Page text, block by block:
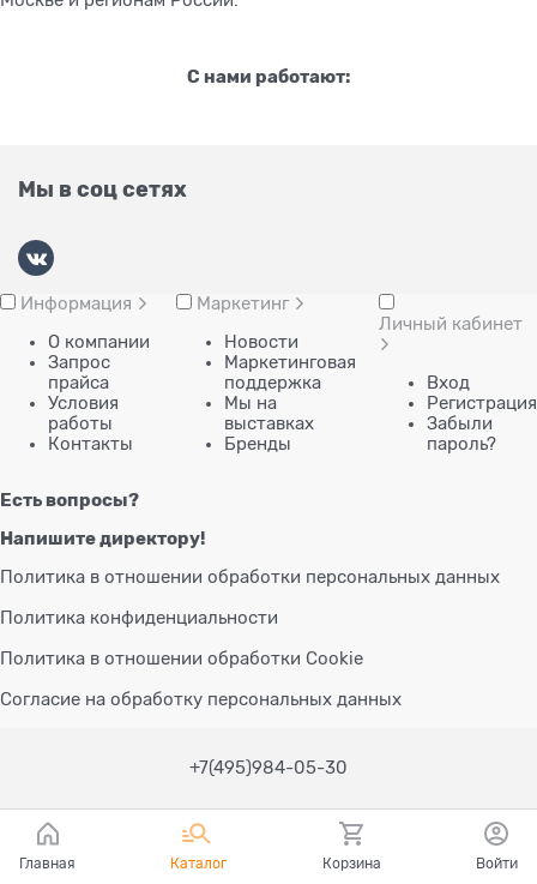
С нами работают:
Мы в соц сетях
Информация
О компании
Запрос
прайса
Условия
работы
Контакты
Маркетинг
Новости
Маркетинговая
поддержка
Мы на
выставках
Бренды
Личный кабинет
Вход
Регистрация
Забыли
пароль?
Есть вопросы?
Напишите директору!
Политика в отношении обработки персональных данных
Политика конфиденциальности
Политика в отношении обработки Cookie
Согласие на обработку персональных данных
+7(495)984-05-30
Главная Каталог Корзина Войти